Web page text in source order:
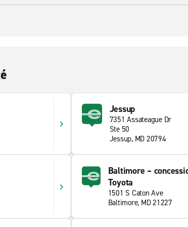
Jessup
7351 Assateague Dr
Ste 50
Jessup, MD 20794
Baltimore –
Toyota
1501 S Caton Ave
Baltimore, MD 21227